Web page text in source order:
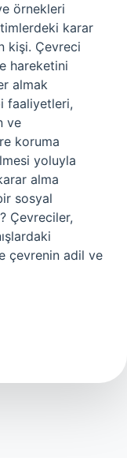
örnekleri
karar
kişi. Çevreci
hareketini
almak
faaliyetleri,
ve
koruma
yoluyla
alma
sosyal
Çevreciler,
çevrenin adil ve